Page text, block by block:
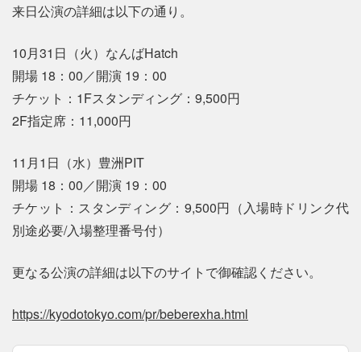
来日公演の詳細は以下の通り。
10月31日（火）なんばHatch
開場 18：00／開演 19：00
チケット：1Fスタンディング：9,500円
2F指定席：11,000円
11月1日（水）豊洲PIT
開場 18：00／開演 19：00
チケット：スタンディング：9,500円（入場時ドリンク代
別途必要/入場整理番号付）
更なる公演の詳細は以下のサイトで御確認ください。
https://kyodotokyo.com/pr/beberexha.html